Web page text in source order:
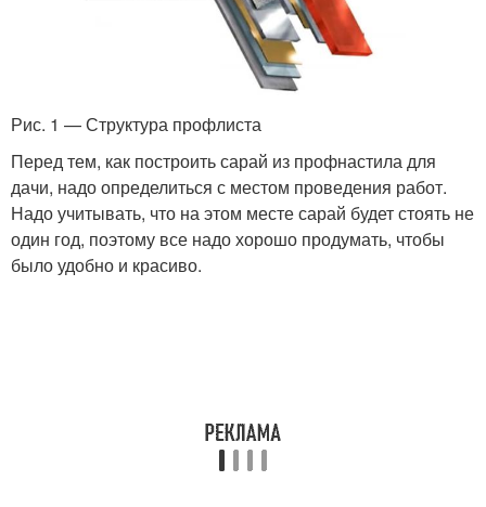
Рис. 1 — Структура профлиста
Перед тем, как построить сарай из профнастила для
дачи, надо определиться с местом проведения работ.
Надо учитывать, что на этом месте сарай будет стоять не
один год, поэтому все надо хорошо продумать, чтобы
было удобно и красиво.